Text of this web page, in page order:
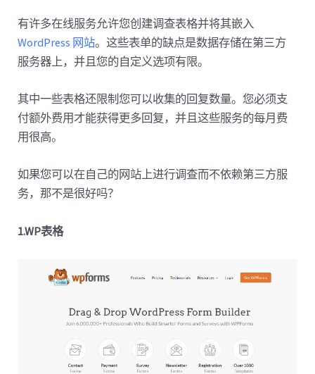
有许多在线服务允许您创建调查表格并将其嵌入
WordPress 网站。这些表单的缺点是数据存储在第三方
服务器上，并且您的自定义选项有限。
其中一些表格还限制您可以收集的回复数量。您必须支
付额外费用才能获得更多回复，并且这些服务的每月费
用很高。
如果您可以在自己的网站上进行调查而不依赖第三方服
务，那不是很好吗？
1.WP表格